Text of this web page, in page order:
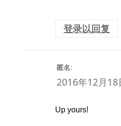
登录以回复
匿名:
2016年12月18
Up yours!